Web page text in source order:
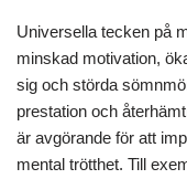
Universella tecken på
minskad motivation,
sig och störda
prestation och
är avgörande för att
mental trötthet. Till